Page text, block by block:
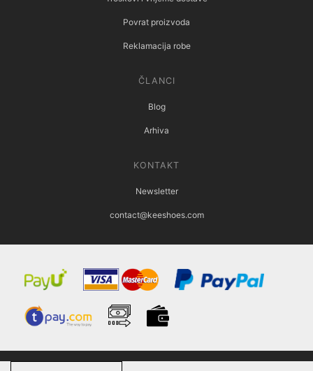
Povrat proizvoda
Reklamacija robe
ČLANCI
Blog
Arhiva
KONTAKT
Newsletter
contact@keeshoes.com